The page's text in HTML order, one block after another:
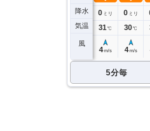
降水
気温
風
0ミリ
33℃
0 ミリ
31℃
4 m/s
0 ミリ
30℃
4 m/s
5分毎